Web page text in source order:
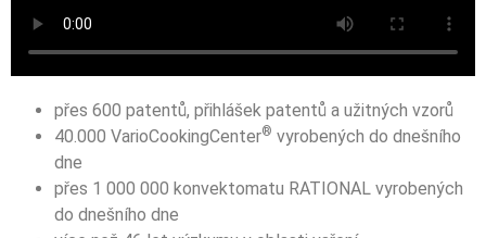
přes 600 patentů, přihlášek patentů a užitných vzorů
40.000 VarioCookingCenter® vyrobených do dnešního
dne
přes 1 000 000 konvektomatu RATIONAL vyrobených
do dnešního dne